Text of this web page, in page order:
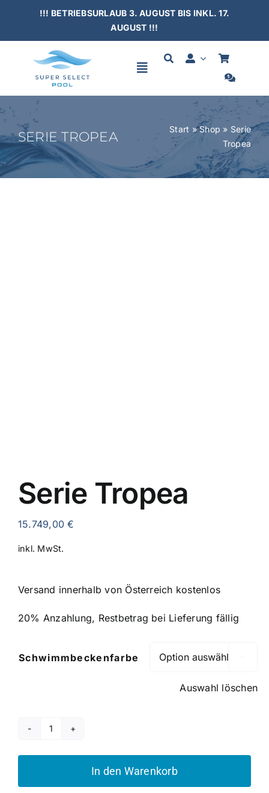
content
!!! BETRIEBSURLAUB 3. AUGUST BIS INKL. 17.
AUGUST !!!
Toggle
HOME
SCHWIMMBÄDER
SERIE TROPEA Start »Shop » Serie
Tropea
Serie Tropea
15.749,00€
inkl. MwSt.
Versand innerhalb von Österreich kostenlos
20% Anzahlung, Restbetrag bei Lieferung fällig
Schwimmbeckenfarbe
Auswahl löschen
Serie
In den Warenkorb